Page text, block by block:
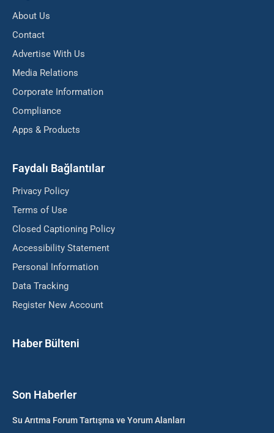
About Us
Contact
Advertise With Us
Media Relations
Corporate Information
Compliance
Apps & Products
Faydalı Bağlantılar
Privacy Policy
Terms of Use
Closed Captioning Policy
Accessibility Statement
Personal Information
Data Tracking
Register New Account
Haber Bülteni
Son Haberler
Su Arıtma Forum Tartışma ve Yorum Alanları